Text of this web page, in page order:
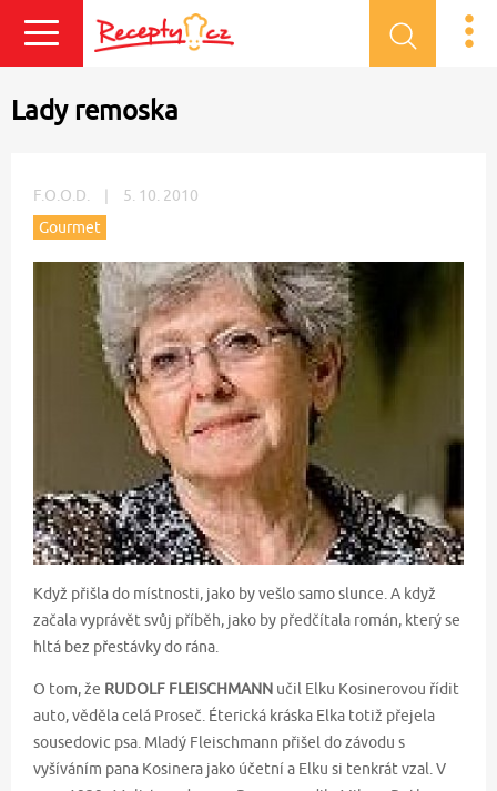
Přihlásit se
Lady remoska
F.O.O.D.
5. 10. 2010
Gourmet
Když přišla do místnosti, jako by vešlo samo slunce. A když
začala vyprávět svůj příběh, jako by předčítala román, který se
hltá bez přestávky do rána.
O tom, že RUDOLF FLEISCHMANN učil Elku Kosinerovou řídit
auto, věděla celá Proseč. Éterická kráska Elka totiž přejela
sousedovic psa. Mladý Fleischmann přišel do závodu s
vyšíváním pana Kosinera jako účetní a Elku si tenkrát vzal. V